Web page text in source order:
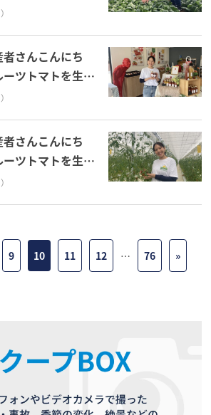
式会社ウララフ
者さんこんにち
ツトマトを生産
ロップ代表取締
者さんこんにち
ツトマトを生産
ロップ代表取締
9 10 11 12 … 76 »